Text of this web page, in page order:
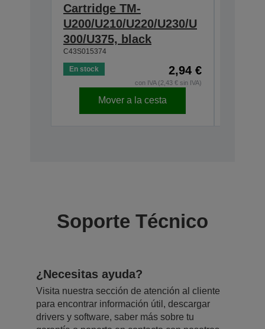
Cartridge TM-
U200/U210/U220/U230/U
300/U375, black
C43S015374
En stock 2,94 €
con IVA (2,43 € sin IVA)
Mover a la cesta
Soporte Técnico
¿Necesitas ayuda?
Visita nuestra sección de atención al cliente
para encontrar información útil, descargar
drivers y software, saber más sobre tu